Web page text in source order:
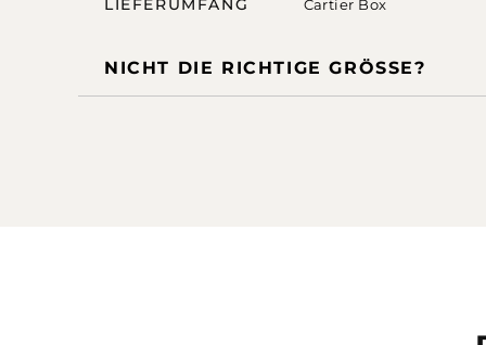
LIEFERUMFANG Cartier Box
NICHT DIE RICHTIGE GRÖSSE?